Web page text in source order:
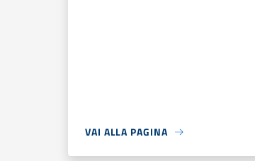
VAI ALLA PAGINA